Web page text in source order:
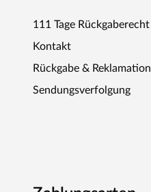
111 Tage Rückgaberecht
Kontakt
Rückgabe & Reklamation
Sendungsverfolgung